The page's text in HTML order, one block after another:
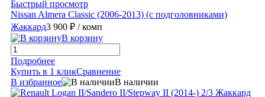
Быстрый просмотр
Nissan Almera Classic (2006-2013) (с подголовниками)
Жаккард3 900 ₽ / комп
В корзину
Подробнее
Купить в 1 кликСравнение
В избранное
В наличии